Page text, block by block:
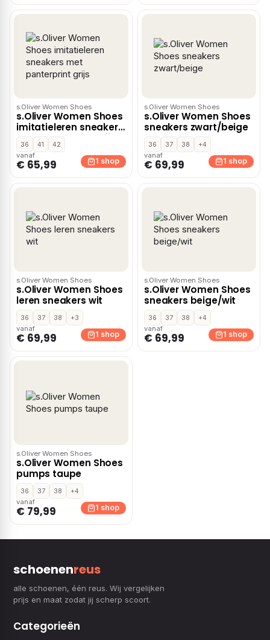
s.Oliver Women Shoes
s.Oliver Women Shoes
imitatieleren sneakers
met panterprint grijs
36 41
42
vanaf
€ 65,99 1 shop
s.Oliver Women Shoes
s.Oliver Women Shoes
sneakers zwart/beige
36 37 38
+4
vanaf
€ 69,99 1 shop
s.Oliver Women Shoes
s.Oliver Women Shoes
leren sneakers wit
36 37 38
+3
vanaf
€ 69,99 1 shop
s.Oliver Women Shoes
s.Oliver Women Shoes
sneakers beige/wit
36 37 38
+4
vanaf
€ 69,99 1 shop
s.Oliver Women Shoes
s.Oliver Women Shoes
pumps taupe
36 37 38
+4
vanaf
€ 79,99 1 shop
schoenenreus
alle schoenen, één reus. Wij vergelijken
prijs en maat zodat jij scherp scoort.
Categorieën